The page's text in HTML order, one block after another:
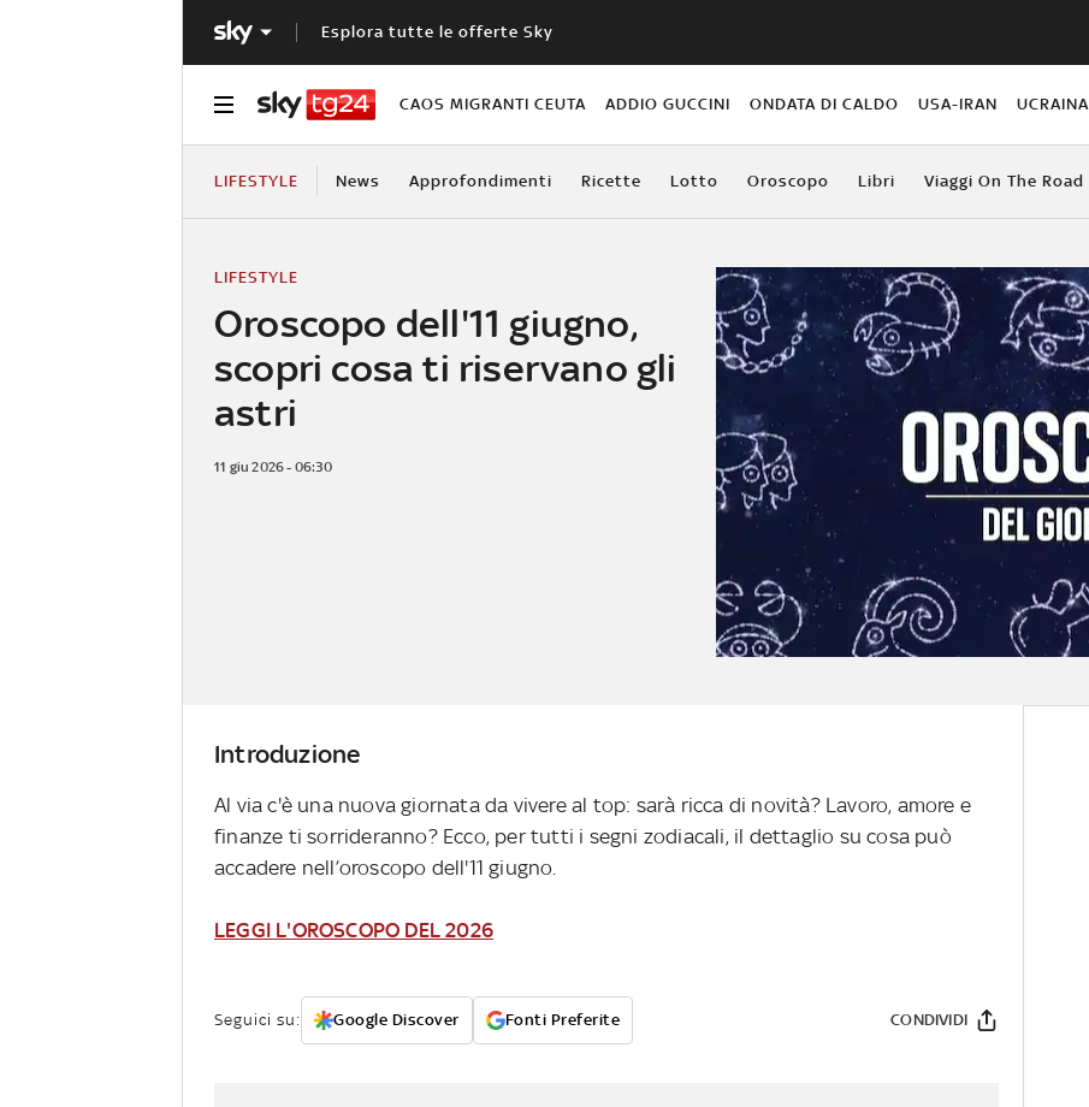
Esplora tutte le offerte Sky
CAOS MIGRANTI CEUTA ADDIO GUCCINI ONDATA DI CALDO USA-IRAN UCRAINA
LIFESTYLE News Approfondimenti Ricette Lotto Oroscopo Libri Viaggi On The Road
Oroscopo dell'11 giugno,
scopri cosa ti riservano gli
astri
LIFESTYLE
11 giu 2026 - 06:30
Introduzione
Al via c'è una nuova giornata da vivere al top: sarà ricca di novità? Lavoro, amore e
finanze ti sorrideranno? Ecco, per tutti i segni zodiacali, il dettaglio su cosa può
accadere nell’oroscopo dell'11 giugno.
LEGGI L'OROSCOPO DEL 2026
Seguici su: Google Discover Fonti Preferite CONDIVIDI